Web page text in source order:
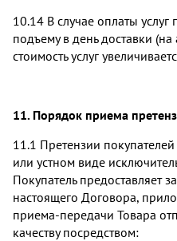
10.14 В случае оплаты услуг
подъему в день доставки
стоимость услуг
11. Порядок приема
11.1 Претензии
или устном виде
Покупатель предоставляет
настоящего Договора,
приема-передачи Товара
качеству посредством: